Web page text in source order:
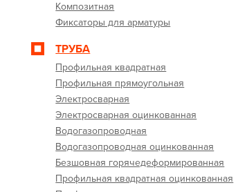
Композитная
Фиксаторы для арматуры
ТРУБА
Профильная квадратная
Профильная прямоугольная
Электросварная
Электросварная оцинкованная
Водогазопроводная
Водогазопроводная оцинкованная
Безшовная горячедеформированная
Профильная квадратная оцинкованная